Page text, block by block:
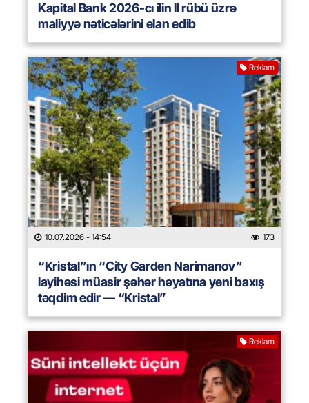
Kapital Bank 2026-cı ilin II rübü üzrə
maliyyə nəticələrini elan edib
Reklam
10.07.2026 - 14:54 173
“Kristal”ın “City Garden Narimanov”
layihəsi müasir şəhər həyatına yeni baxış
təqdim edir — “Kristal”
Reklam